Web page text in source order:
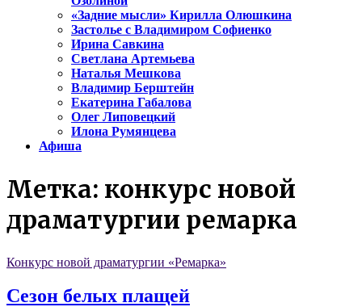
«Задние мысли» Кирилла Олюшкина
Застолье с Владимиром Софиенко
Ирина Савкина
Светлана Артемьева
Наталья Мешкова
Владимир Берштейн
Екатерина Габалова
Олег Липовецкий
Илона Румянцева
Афиша
Метка: конкурс новой
драматургии ремарка
Конкурс новой драматургии «Ремарка»
Сезон белых плащей